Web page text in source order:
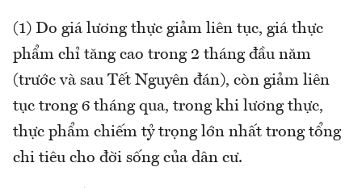
(1) Do giá lương thực giảm liên tục, giá thực
phẩm chỉ tăng cao trong 2 tháng đầu năm
(trước và sau Tết Nguyên đán), còn giảm liên
tục trong 6 tháng qua, trong khi lương thực,
thực phẩm chiếm tỷ trọng lớn nhất trong tổng
chi tiêu cho đời sống của dân cư.